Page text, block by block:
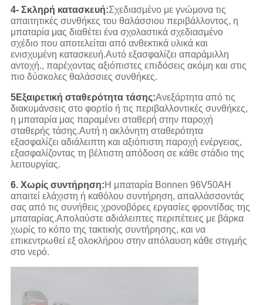
4- Σκληρή κατασκευή:Σχεδιασμένο με γνώμονα τις
απαιτητικές συνθήκες του θαλάσσιου περιβάλλοντος, η
μπαταρία μας διαθέτει ένα σχολαστικά σχεδιασμένο
σχέδιο που αποτελείται από ανθεκτικά υλικά και
ενισχυμένη κατασκευή.Αυτό εξασφαλίζει απαράμιλλη
αντοχή., παρέχοντας αξιόπιστες επιδόσεις ακόμη και στις
πιο δύσκολες θαλάσσιες συνθήκες.
5Εξαιρετική σταθερότητα τάσης:Ανεξάρτητα από τις
διακυμάνσεις στο φορτίο ή τις περιβαλλοντικές συνθήκες,
η μπαταρία μας παραμένει σταθερή στην παροχή
σταθερής τάσης.Αυτή η ακλόνητη σταθερότητα
εξασφαλίζει αδιάλειπτη και αξιόπιστη παροχή ενέργειας,
εξασφαλίζοντας τη βέλτιστη απόδοση σε κάθε στάδιο της
λειτουργίας.
6. Χωρίς συντήρηση:Η μπαταρία Bonnen 96V50AH
απαιτεί ελάχιστη ή καθόλου συντήρηση, απαλλάσσοντάς
σας από τις συνήθεις χρονοβόρες εργασίες φροντίδας της
μπαταρίας.Απολαύστε αδιάλειπτες περιπέτειες με βάρκα
χωρίς το κόπο της τακτικής συντήρησης, και να
επικεντρωθεί εξ ολοκλήρου στην απόλαυση κάθε στιγμής
στο νερό.